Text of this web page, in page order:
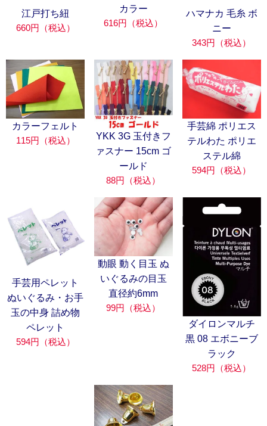
江戸打ち紐
660円（税込）
カラー
616円（税込）
ハマナカ 毛糸 ボ
ニー
343円（税込）
カラーフェルト
115円（税込）
YKK 3G 玉付きフ
ァスナー 15cm ゴ
ールド
88円（税込）
手芸綿 ポリエス
テルわた ポリエ
ステル綿
594円（税込）
手芸用ペレット
ぬいぐるみ・お手
玉の中身 詰め物
ペレット
594円（税込）
動眼 動く目玉 ぬ
いぐるみの目玉
直径約6mm
99円（税込）
ダイロンマルチ
黒 08 エボニーブ
ラック
528円（税込）